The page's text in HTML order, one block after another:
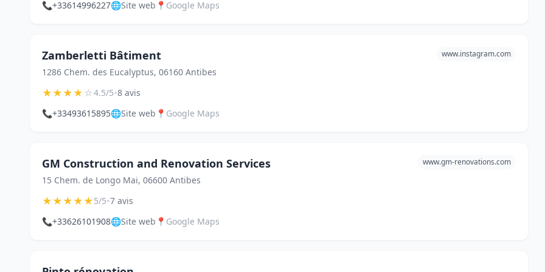
📞+33614996227🌐Site web 📍 Google Maps
Zamberletti Bâtiment
1286 Chem. des Eucalyptus, 06160 Antibes
www.instagram.com
★★★★☆4.5/5•8 avis
📞+33493615895🌐Site web 📍 Google Maps
GM Construction and Renovation Services
15 Chem. de Longo Mai, 06600 Antibes
www.gm-renovations.com
★★★★★5/5•7 avis
📞+33626101908🌐Site web 📍 Google Maps